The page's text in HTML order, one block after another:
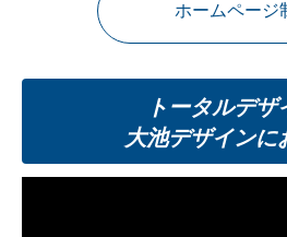
ホームページ
トータルデザ
大池デザインに